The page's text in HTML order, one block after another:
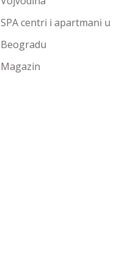
SPA centri i apartmani u
Beogradu
Magazin